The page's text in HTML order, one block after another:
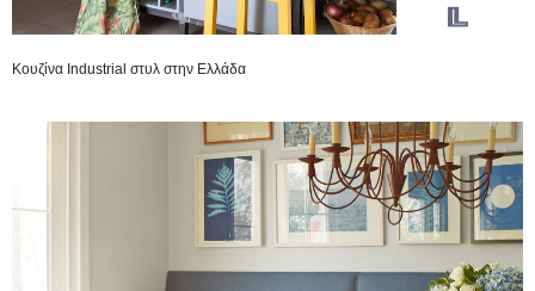
Κουζίνα Industrial στυλ στην Ελλάδα